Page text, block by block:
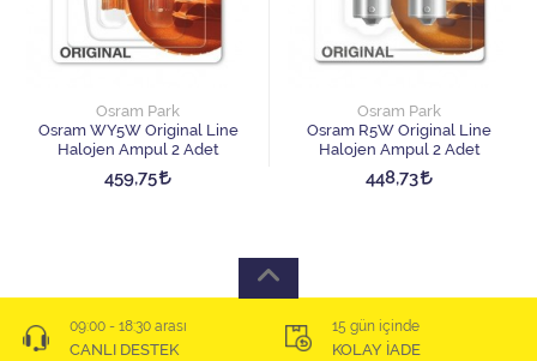
Osram Park
Osram WY5W Original Line
Halojen Ampul 2 Adet
459,75
Osram Park
Osram R5W Original Line
Halojen Ampul 2 Adet
448,73
09:00 - 18:30 arası
CANLI DESTEK
15 gün içinde
KOLAY İADE